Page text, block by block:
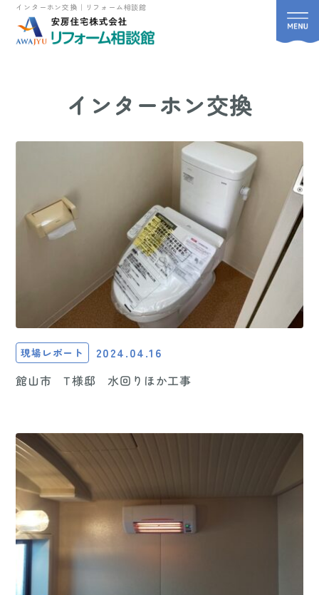
インターホン交換｜リフォーム相談館
インターホン交換
現場レポート 2024.04.16
館山市 T様邸 水回りほか工事